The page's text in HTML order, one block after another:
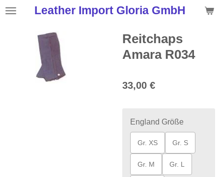
Zum
springen
Leather Import Gloria GmbH
Reitchaps
Amara R034
33,00 €
England Größe
Gr. XS Gr. S
Gr. M Gr. L